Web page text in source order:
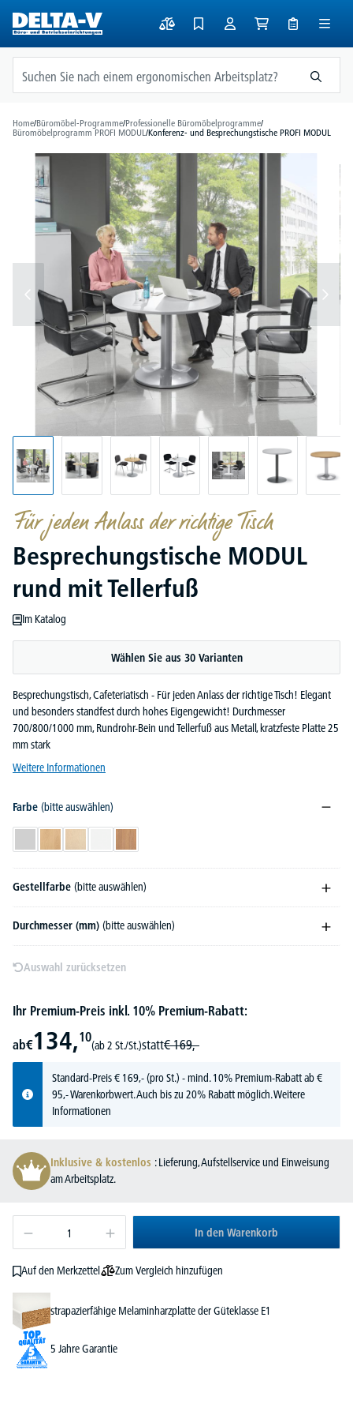
springen
Home/Büromöbel-Programme/Professionelle Büromöbelprogramme/
Büromöbelprogramm PROFI MODUL/Konferenz- und Besprechungstische PROFI MODUL
Bildergalerie überspringen
Für jeden Anlass der richtige Tisch
Besprechungstische MODUL
rund mit Tellerfuß
Im Katalog
Wählen Sie aus 30 Varianten
Besprechungstisch, Cafeteriatisch - Für jeden Anlass der richtige Tisch! Elegant
und besonders standfest durch hohes Eigengewicht! Durchmesser
700/800/1000 mm, Rundrohr-Bein und Tellerfuß aus Metall, kratzfeste Platte 25
mm stark
Weitere Informationen
Farbe (bitte auswählen)
Gestellfarbe (bitte auswählen)
Durchmesser (mm) (bitte auswählen)
Auswahl zurücksetzen
Ihr Premium-Preis inkl. 10% Premium-Rabatt:
ab€134,10
(ab 2 St./St.)statt€ 169,-
Standard-Preis€ 169,-(pro St.) - mind. 10% Premium-Rabatt ab €
95,- Warenkorbwert. Auch bis zu 20% Rabatt möglich.Weitere
Informationen
Inklusive & kostenlos : Lieferung, Aufstellservice und Einweisung
am Arbeitsplatz.
In den Warenkorb
Auf den Merkzettel Zum Vergleich hinzufügen
strapazierfähige Melaminharzplatte der Güteklasse E1
5 Jahre Garantie